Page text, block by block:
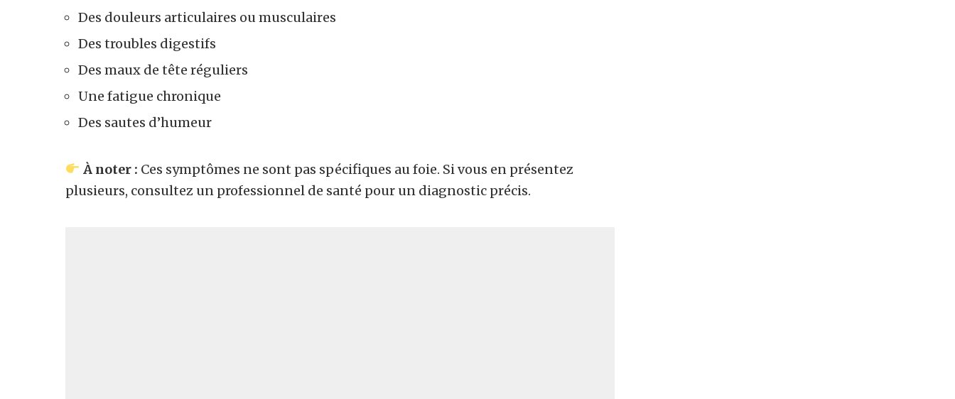
Des douleurs articulaires ou musculaires
Des troubles digestifs
Des maux de tête réguliers
Une fatigue chronique
Des sautes d’humeur
À noter : Ces symptômes ne sont pas spécifiques au foie. Si vous en présentez
plusieurs, consultez un professionnel de santé pour un diagnostic précis.